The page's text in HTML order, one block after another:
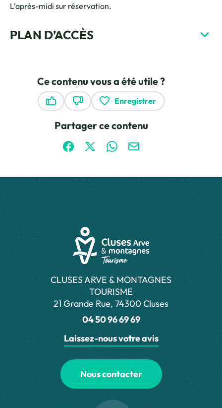
L’après-midi sur réservation.
PLAN D’ACCÈS
Ce contenu vous a été utile ?
Enregistrer
Partager ce contenu
Partager sur Facebook (nouvelle fenêtre)
Partager sur X / Twitter (nouvelle
Partager sur WhatsApp
Partager par mail
CLUSES ARVE & MONTAGNES
TOURISME
21 Grande Rue, 74300 Cluses
04 50 96 69 69
Laissez-nous votre avis
Nous contacter